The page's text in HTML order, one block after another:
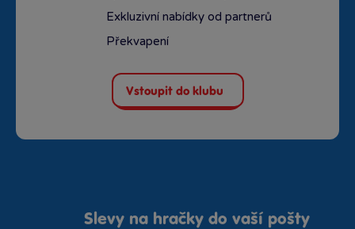
Exkluzivní nabídky od partnerů
Překvapení
Vstoupit do klubu
Slevy na hračky do vaší pošty